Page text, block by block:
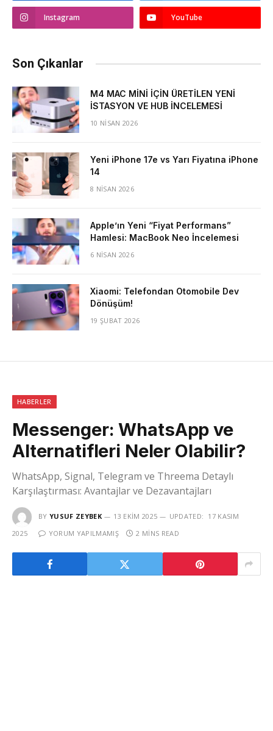
Instagram YouTube
Son Çıkanlar
M4 MAC MİNİ İÇİN ÜRETİLEN YENİ
İSTASYON VE HUB İNCELEMESİ
10 NISAN 2026
Yeni iPhone 17e vs Yarı Fiyatına iPhone
14
8 NISAN 2026
Apple’ın Yeni “Fiyat Performans”
Hamlesi: MacBook Neo İncelemesi
6 NISAN 2026
Xiaomi: Telefondan Otomobile Dev
Dönüşüm!
19 ŞUBAT 2026
HABERLER
Messenger: WhatsApp ve
Alternatifleri Neler Olabilir?
WhatsApp, Signal, Telegram ve Threema Detaylı
Karşılaştırması: Avantajlar ve Dezavantajları
BY YUSUF ZEYBEK 13 EKIM 2025 UPDATED: 17 KASIM
2025
YORUM YAPILMAMIŞ 2 MINS READ